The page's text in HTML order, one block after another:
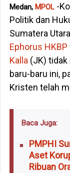
Medan, MPOL-
Politik dan
Sumatera
Ephorus HKBP
Kalla (JK)
baru-baru ini,
Kristen telah
Baca Juga:
PMPHI
Aset
Ribuan